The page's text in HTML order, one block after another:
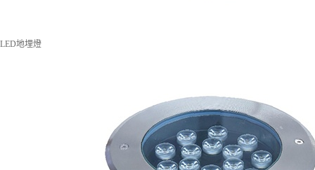
LED地埋燈